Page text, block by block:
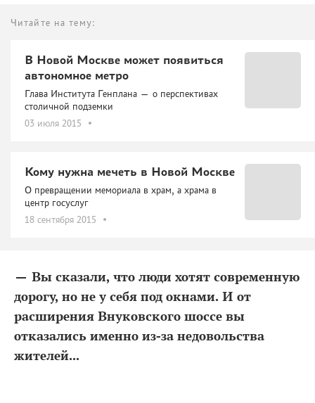
Читайте на тему:
В Новой Москве может появиться
автономное метро
Глава Института Генплана — о перспективах
столичной подземки
03 июля 2015
Кому нужна мечеть в Новой Москве
О превращении мемориала в храм, а храма в
центр госуслуг
18 сентября 2015
— Вы сказали, что люди хотят современную
дорогу, но не у себя под окнами. И от
расширения Внуковского шоссе вы
отказались именно из-за недовольства
жителей...